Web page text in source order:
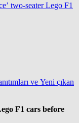
two-seater Lego F1
ve Yeni çıkan
F1 cars before